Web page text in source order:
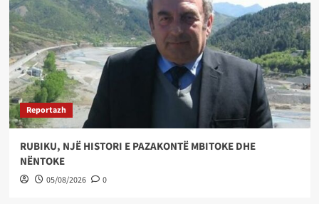
Reportazh
RUBIKU, NJË HISTORI E PAZAKONTË MBITOKE DHE
NËNTOKE
05/08/2026 0